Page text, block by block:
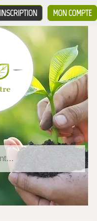
MON COMPTE
INSCRIPTION